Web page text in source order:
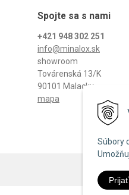
Súbory
Prijať
Spojte sa s nami
+421 948 302 251
info@minalox.sk
showroom
Továrenská 13/K
90101 Malacky
mapa